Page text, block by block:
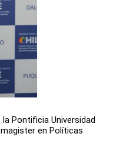
Pontificia Universidad
en Políticas